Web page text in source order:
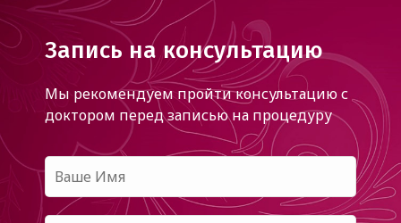
Запись на консультацию
Мы рекомендуем пройти консультацию с
доктором перед записью на процедуру